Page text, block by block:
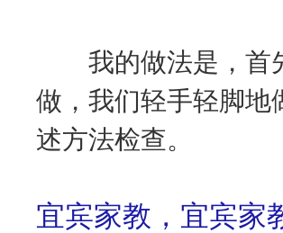
我的做法是，首先
做，我们轻手轻脚地
述方法检查。
宜宾家教，宜宾家